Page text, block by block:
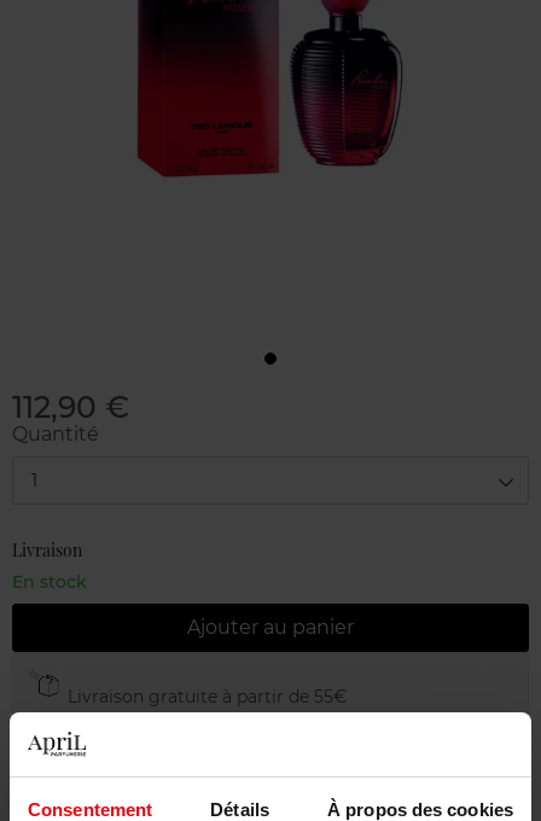
Consentement Détails À propos des cookies
112,90 €
Quantité
1
Livraison
En stock
Ajouter au panier
Livraison gratuite à partir de 55€
Retour gratuit dans votre magasin
Emballage cadeau offert